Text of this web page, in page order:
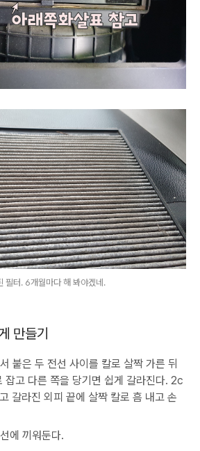
필터. 6개월마다 해 봐야겠네.
만들기
붙은 두 전선 사이를 칼로 살짝 가른 뒤
잡고 다른 쪽을 당기면 쉽게 갈라진다. 2c
갈라진 외피 끝에 살짝 칼로 흠 내고 손
에 끼워둔다.